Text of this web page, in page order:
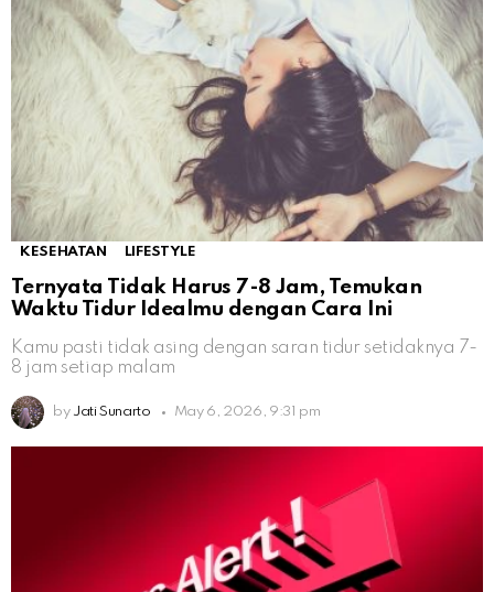
KESEHATAN LIFESTYLE
Ternyata Tidak Harus 7-8 Jam, Temukan
Waktu Tidur Idealmu dengan Cara Ini
Kamu pasti tidak asing dengan saran tidur setidaknya 7-
8 jam setiap malam
by Jati Sunarto May 6, 2026, 9:31 pm